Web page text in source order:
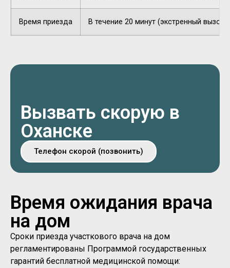
Время приезда В течение 20 минут (экстренный вызов).
Вызвать скорую в
Оханске
Телефон скорой (позвонить)
Время ожидания врача
на дом
Сроки приезда участкового врача на дом
регламентированы Программой государственных
гарантий бесплатной медицинской помощи: